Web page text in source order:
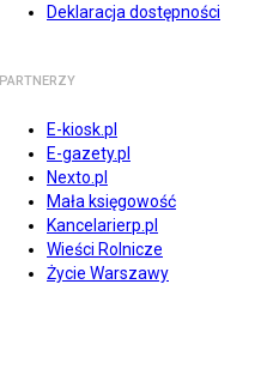
Deklaracja dostępności
PARTNERZY
E-kiosk.pl
E-gazety.pl
Nexto.pl
Mała księgowość
Kancelarierp.pl
Wieści Rolnicze
Życie Warszawy